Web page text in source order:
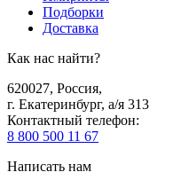
Подборки
Доставка
Как нас найти?
620027, Россия,
г. Екатеринбург, а/я 313
Контактный телефон:
8 800 500 11 67
Написать нам